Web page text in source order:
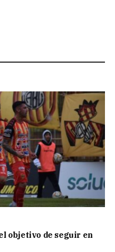
objetivo de seguir en